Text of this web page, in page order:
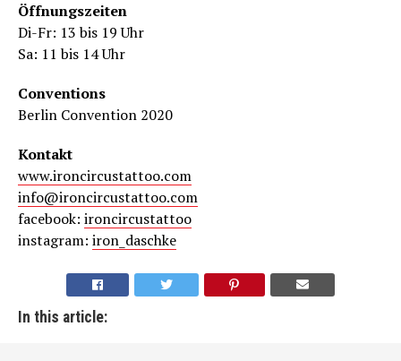
Öffnungszeiten
Di-Fr: 13 bis 19 Uhr
Sa: 11 bis 14 Uhr
Conventions
Berlin Convention 2020
Kontakt
www.ironcircustattoo.com
info@ironcircustattoo.com
facebook: ironcircustattoo
instagram: iron_daschke
In this article: